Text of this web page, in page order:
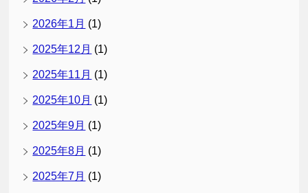
2026年1月 (1)
2025年12月 (1)
2025年11月 (1)
2025年10月 (1)
2025年9月 (1)
2025年8月 (1)
2025年7月 (1)